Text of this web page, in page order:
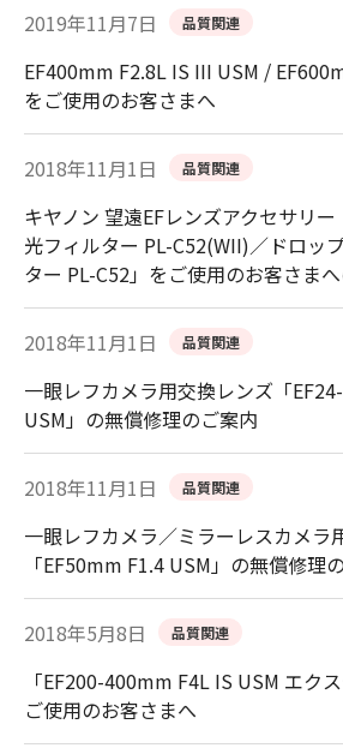
2019年11月7日 品質関連
EF400mm F2.8L IS III USM /
をご使用のお客さまへ
2018年11月1日 品質関連
キヤノン 望遠EFレンズアクセサリ
光フィルター PL-C52(WII)／ドロッ
ター PL-C52」をご使用のお客さま
2018年11月1日 品質関連
一眼レフカメラ用交換レンズ「
USM」の無償修理のご案内
2018年11月1日 品質関連
一眼レフカメラ／ミラーレスカメラ
「EF50mm F1.4 USM」の無償修理
2018年5月8日 品質関連
「EF200-400mm F4L IS USM エク
ご使用のお客さまへ